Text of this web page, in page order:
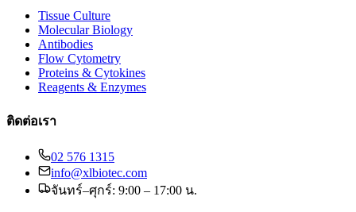
Tissue Culture
Molecular Biology
Antibodies
Flow Cytometry
Proteins & Cytokines
Reagents & Enzymes
ติดต่อเรา
02 576 1315
info@xlbiotec.com
จันทร์–ศุกร์: 9:00 – 17:00 น.